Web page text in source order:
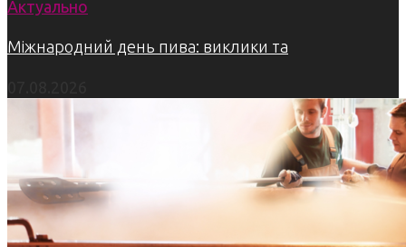
Актуально
Міжнародний день пива: виклики та